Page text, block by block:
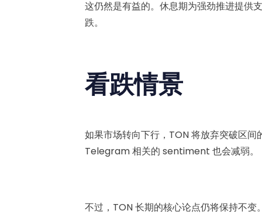
这仍然是有益的。休息期为强劲推进提
跌。
看跌情景
如果市场转向下行，TON 将放弃突破区
Telegram 相关的 sentiment 也会减弱。
不过，TON 长期的核心论点仍将保持不